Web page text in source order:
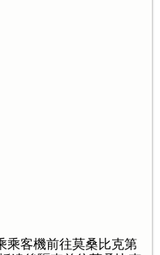
乘客機前往莫桑比克第